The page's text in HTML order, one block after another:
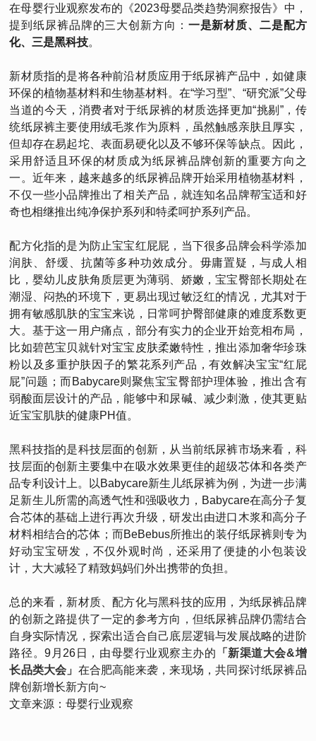
在母婴行业观察发布的《2023母婴品类趋势洞察报告》中，
提到纸尿裤品牌的三大创新方向： 一是新材质、二是配方
化、三是黑科技。
新材质指的是将各种前沿材质应用于纸尿裤产品中，如健康
环保的植物基材料和生物基材料。在“学习型”、“研究派”父母
当道的今天，消费者对于纸尿裤的材质选择更加“挑剔”，传
统纸尿裤主要使用绒毛浆作为原料，虽然触感亲肤且厚实，
但却存在易起坨、表面易硬化以及不够环保等缺点。因此，
采用舒适且环保的材质成为纸尿裤品牌创新的重要方向之
一。近年来，越来越多的纸尿裤品牌开始采用植物基材料，
不仅一些小品牌推出了相关产品，就连知名品牌帮宝适和好
奇也相继推出纯净保护系列和特柔呵护系列产品。
配方化指的是为防止宝宝红屁屁，当下很多品牌会科学添加
润肤、舒缓、抗菌等多种功效成分。毋庸置疑，与成人相
比，婴幼儿皮肤角质层更为薄弱、娇嫩，宝宝臀部长期处在
潮湿、闷热的环境下，更易出现过敏泛红的情况，尤其对于
拥有敏感肌肤的宝宝来说，日常呵护臀部健康的难度系数更
大。基于这一用户痛点，部分有实力的企业开始竞相布局，
比如碧芭宝贝就针对宝宝皮肤柔嫩特性，推出添加奢华珍珠
粉以及多重护肤因子的繁花系列产品，有效解决宝宝“红屁
屁”问题；而Babycare则聚焦宝宝臀部护理体验，推出含有
弱酸面层设计的产品，能够中和尿碱、减少刺激，使其更贴
近宝宝肌肤的健康PH值。
黑科技指的是科技层面的创新，从当前纸尿裤市场来看，科
技层面的创新主要集中在吸水效果更佳的超级芯体和各类产
品专利设计上。以Babycare新生儿纸尿裤为例，为进一步满
足新生儿所需的高透气性和强吸收力，Babycare在高分子复
合芯体的基础上进行再次升级，研发出由进口木浆和高分子
材料相结合的芯体；而BeBebus所推出的装仔纸尿裤则专为
好动宝宝研发，不仅外观时尚，还采用了便捷的小包装设
计，大大减轻了精致妈妈们外出携带的负担。
总的来看，新材质、配方化与黑科技的应用，为纸尿裤品牌
的创新之路提供了一定的参考方向，但纸尿裤品牌仍需结合
自身实际情况，探索出适合自己底层逻辑与发展战略的进阶
路径。9月26日，由母婴行业观察主办的 「新渠道大会&增
长品类大会」 在合肥高能来袭，来现场，共同探讨纸尿裤品
牌创新增长新方向~
文章来源：母婴行业观察